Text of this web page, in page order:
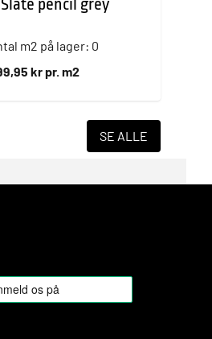
pencil grey
m2 på lager: 0
kr pr. m2
SE ALLE